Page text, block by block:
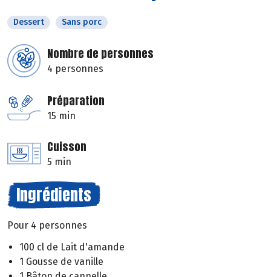
Dessert Sans porc
Nombre de personnes
4 personnes
Préparation
15 min
Cuisson
5 min
Ingrédients
Pour 4 personnes
100 cl de Lait d'amande
1 Gousse de vanille